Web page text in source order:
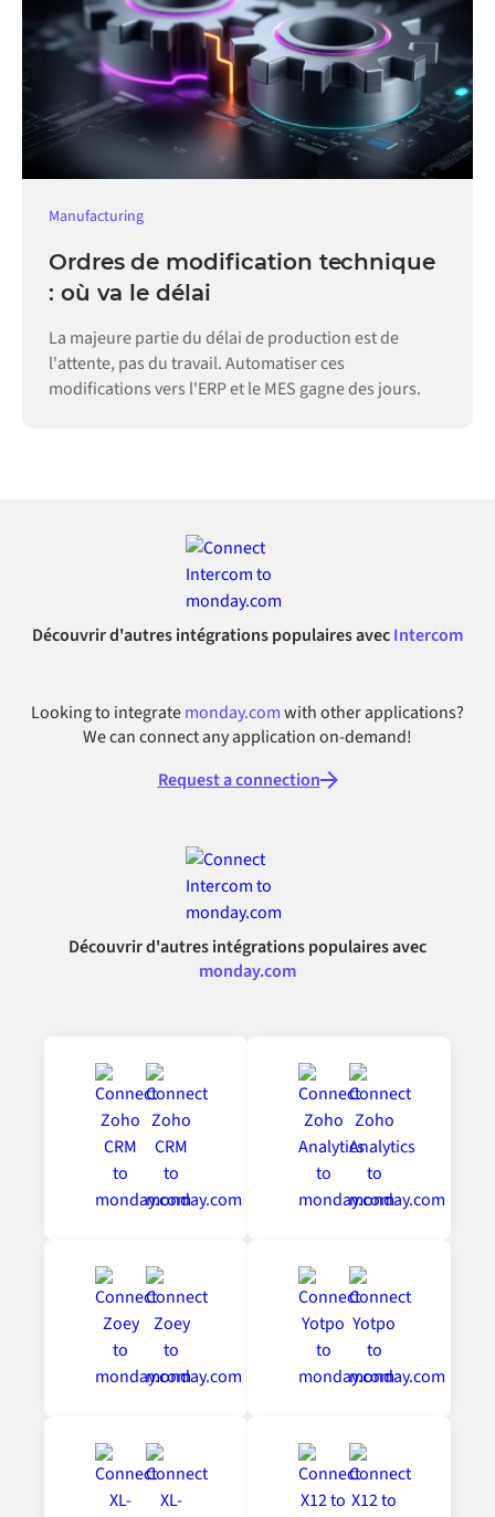
Manufacturing
Ordres de modification technique
: où va le délai
La majeure partie du délai de production est de
l'attente, pas du travail. Automatiser ces
modifications vers l'ERP et le MES gagne des jours.
Découvrir d'autres intégrations populaires avecIntercom
Looking to integratemonday.comwith other applications?
We can connect any application on-demand!
Request a connection
Découvrir d'autres intégrations populaires avec
monday.com